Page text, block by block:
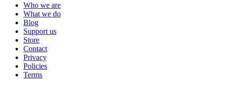
Who we are
What we do
Blog
Support us
Store
Contact
Privacy
Policies
Terms